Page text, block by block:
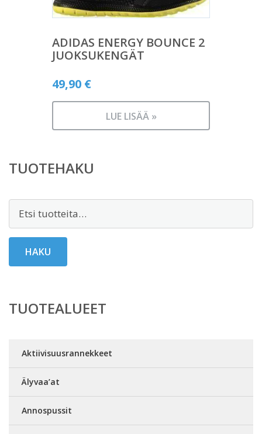
ADIDAS ENERGY BOUNCE 2
JUOKSUKENGÄT
49,90 €
LUE LISÄÄ »
TUOTEHAKU
Etsi:
HAKU
TUOTEALUEET
Aktiivisuusrannekkeet
Älyvaa’at
Annospussit